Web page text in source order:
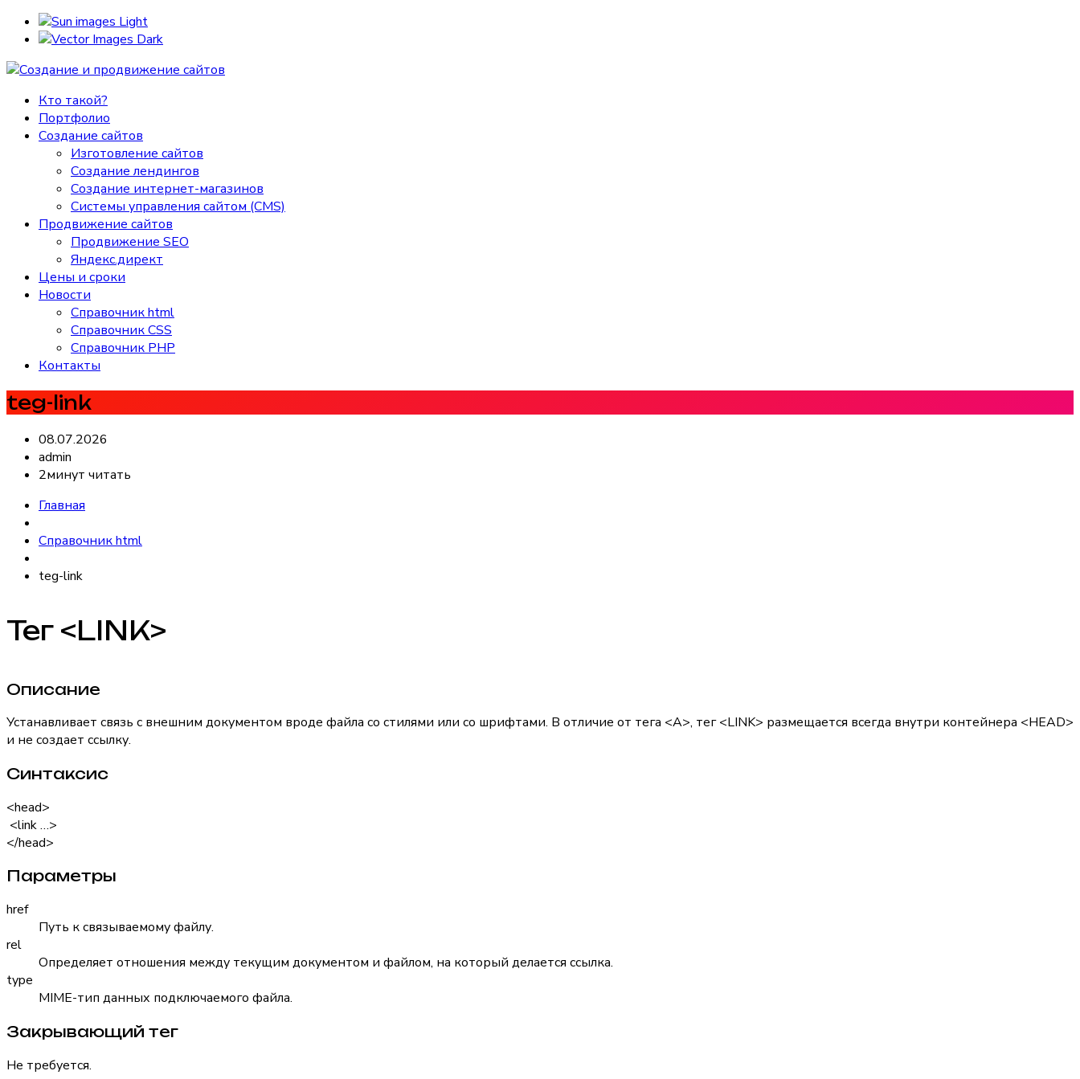
Light
Dark
Кто такой?
Портфолио
Создание сайтов
Изготовление сайтов
Создание лендингов
Создание интернет-магазинов
Системы управления сайтом (CMS)
Продвижение сайтов
Продвижение SEO
Яндекс.директ
Цены и сроки
Новости
Справочник html
Справочник CSS
Справочник PHP
Контакты
teg-link
08.07.2026
admin
2минут читать
Главная
Справочник html
teg-link
Тег <LINK>
Описание
Устанавливает связь с внешним документом вроде файла со стилями или со шрифтами. В отличие от тега <A>, тег<LINK> размещается всегда внутри контейнера <HEAD>
и не создает ссылку.
Синтаксис
<head>
<link …>
</head>
Параметры
href
Путь к связываемому файлу.
rel
Определяет отношения между текущим документом и файлом, на который делается ссылка.
type
MIME-тип данных подключаемого файла.
Закрывающий тег
Не требуется.